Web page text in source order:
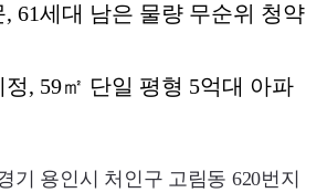
61세대 남은 물량 무순위 청약
정, 59㎡ 단일 평형 5억대 아파
기 용인시 처인구 고림동 620번지